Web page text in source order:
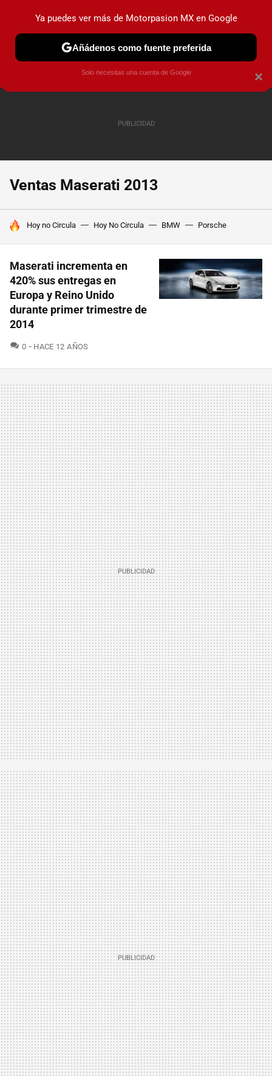
PRUEBAS INDUSTRIA HOY NO CIRCULA
Ventas Maserati 2013
HOY SE HABLA DE
Hoy no Circula Hoy No Circula BMW Porsche
Maserati incrementa en
420% sus entregas en
Europa y Reino Unido
durante primer trimestre de
2014
0 COMENTARIOS
HACE 12 AÑOS
×
Ya puedes ver más de Motorpasion MX en Google
Añádenos como fuente preferida
Solo necesitas una cuenta de Google